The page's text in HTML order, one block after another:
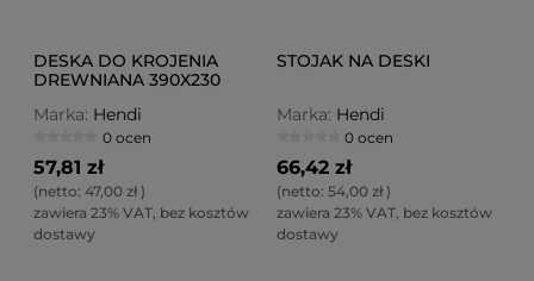
DESKA DO KROJENIA
DREWNIANA 390X230
Marka: Hendi
0 ocen
57,81 zł
(netto: 47,00 zł)
zawiera 23% VAT, bez kosztów
dostawy
STOJAK NA DESKI
Marka: Hendi
0 ocen
66,42 zł
(netto: 54,00 zł)
zawiera 23% VAT, bez kosztów
dostawy